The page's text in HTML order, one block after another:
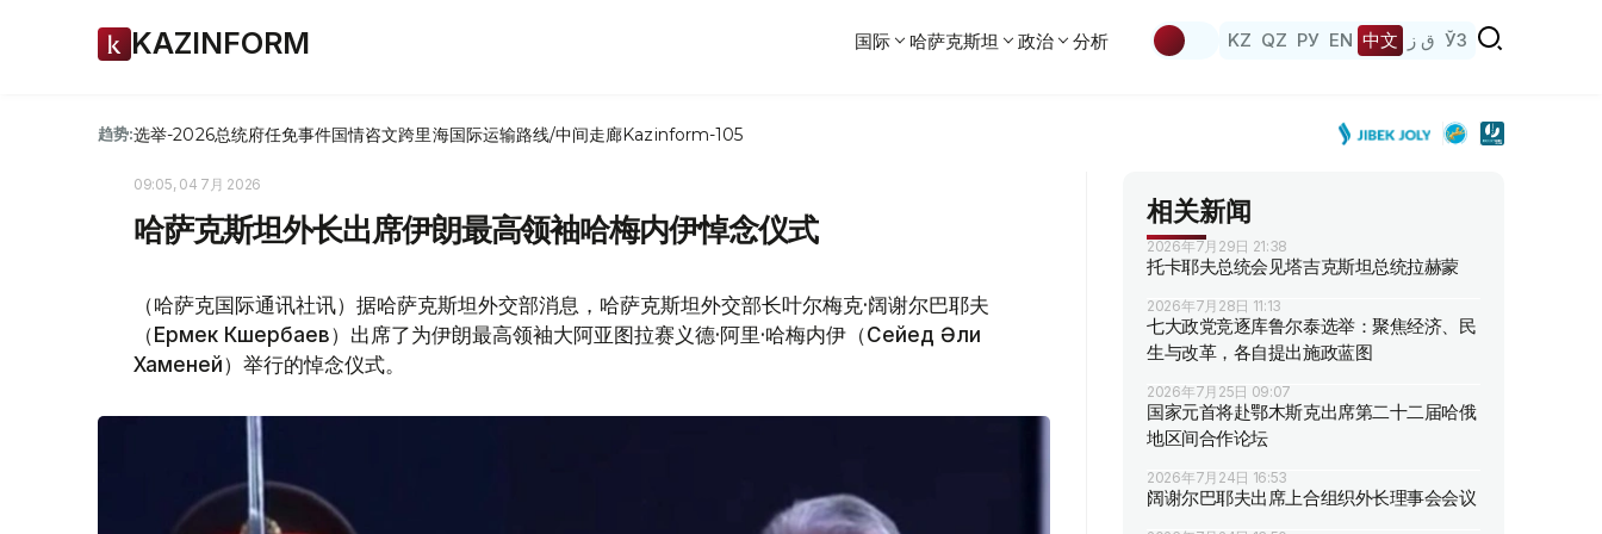
KAZINFORM 国际 哈萨克斯坦 政治 分析 KZ QZ РУ EN 中文 ق ز ЎЗ
趋势:选举-2026总统府任免事件国情咨文跨里海国际运输路线/中间走廊Kazinform-105
09:05, 04 7月 2026
哈萨克斯坦外长出席伊朗最高领袖哈梅内伊悼念仪式
（哈萨克国际通讯社讯）据哈萨克斯坦外交部消息，哈萨克斯坦外交部长叶尔梅克·阔谢尔巴耶夫
（Ермек Көшербаев）出席了为伊朗最高领袖大阿亚图拉赛义德·阿里·哈梅内伊（Сейед Әли
Хаменей）举行的悼念仪式。
相关新闻
2026年7月29日 21:38
托卡耶夫总统会见塔吉克斯坦总统拉赫蒙
2026年7月28日 11:13
七大政党竞逐库鲁尔泰选举：聚焦经济、民
生与改革，各自提出施政蓝图
2026年7月25日 09:07
国家元首将赴鄂木斯克出席第二十二届哈俄
地区间合作论坛
2026年7月24日 16:53
阔谢尔巴耶夫出席上合组织外长理事会会议